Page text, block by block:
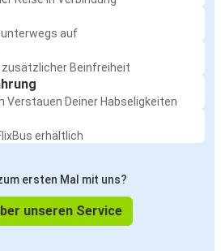
unterwegs auf
zusätzlicher Beinfreiheit
Verstauen Deiner Habseligkeiten
erhältlich
ersten Mal mit uns?
unseren Service